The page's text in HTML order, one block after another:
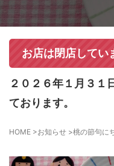
お店は閉店してい
２０２６年１月３１
ております。
HOME >お知らせ >桃の節句に